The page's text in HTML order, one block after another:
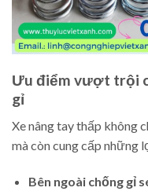
Ưu điểm vượt trội
gỉ
Xe nâng tay thấp không
mà còn cung cấp
Bên ngoài chống gỉ